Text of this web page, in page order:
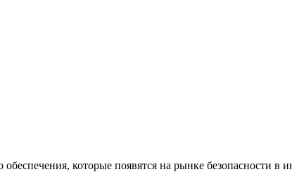
которые появятся на рынке безопасности в